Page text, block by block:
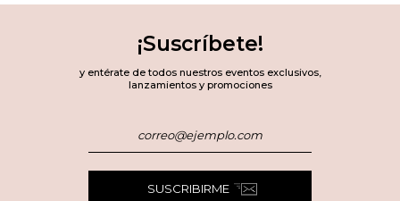
¡Suscríbete!
y entérate de todos nuestros eventos exclusivos,
lanzamientos y promociones
SUSCRIBIRME